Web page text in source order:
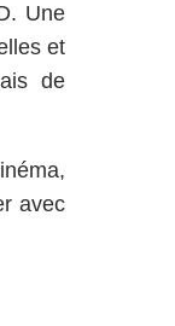
Une
et
de
avec